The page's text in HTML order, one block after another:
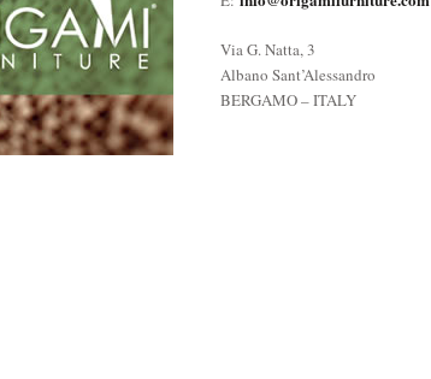
Via G. Natta, 3
Albano Sant’Alessandro
BERGAMO – ITALY